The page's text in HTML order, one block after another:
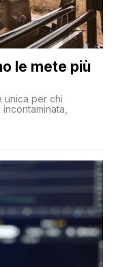
le mete più
unica per chi